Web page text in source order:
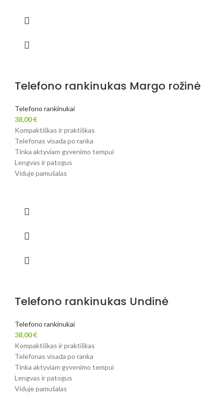
Telefono rankinukas Margo rožinė
Telefono rankinukai
38,00€
Kompaktiškas ir praktiškas
Telefonas visada po ranka
Tinka aktyviam gyvenimo tempui
Lengvas ir patogus
Viduje pamušalas
Telefono rankinukas Undinė
Telefono rankinukai
38,00€
Kompaktiškas ir praktiškas
Telefonas visada po ranka
Tinka aktyviam gyvenimo tempui
Lengvas ir patogus
Viduje pamušalas